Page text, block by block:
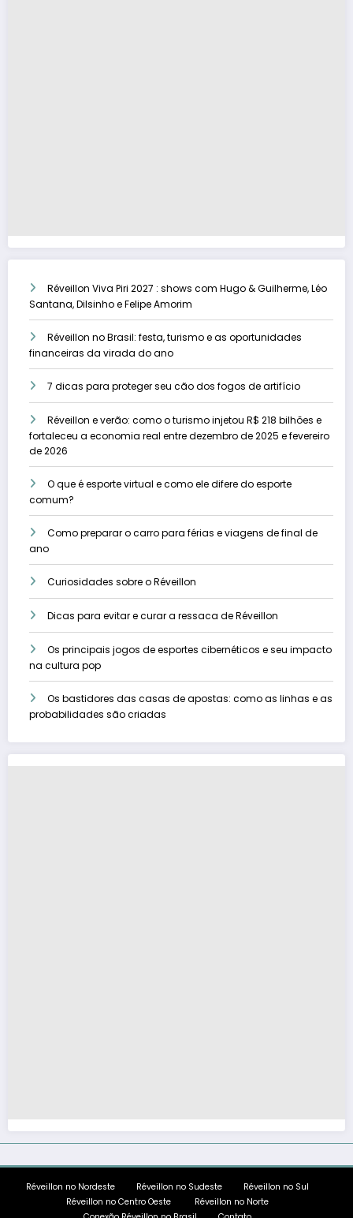
Réveillon Viva Piri 2027 : shows com Hugo & Guilherme, Léo
Santana, Dilsinho e Felipe Amorim
Réveillon no Brasil: festa, turismo e as oportunidades
financeiras da virada do ano
7 dicas para proteger seu cão dos fogos de artifício
Réveillon e verão: como o turismo injetou R$ 218 bilhões e
fortaleceu a economia real entre dezembro de 2025 e fevereiro
de 2026
O que é esporte virtual e como ele difere do esporte
comum?
Como preparar o carro para férias e viagens de final de
ano
Curiosidades sobre o Réveillon
Dicas para evitar e curar a ressaca de Réveillon
Os principais jogos de esportes cibernéticos e seu impacto
na cultura pop
Os bastidores das casas de apostas: como as linhas e as
probabilidades são criadas
Réveillon no Nordeste Réveillon no Sudeste
Réveillon no Sul
Réveillon no Centro Oeste
Réveillon no Norte